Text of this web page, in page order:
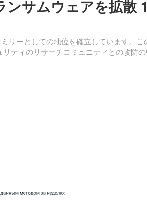
サムウェアを拡散 1
リーとしての地位を確立しています。こ
ティのリサーチコミュニティとの攻防